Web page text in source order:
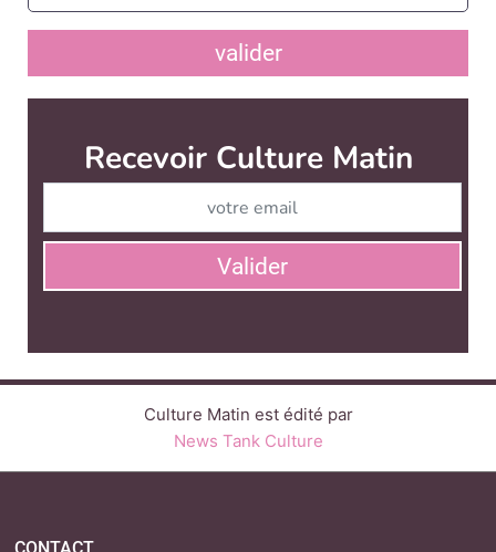
valider
News Tank Culture
SERVICE COMMERCIAL
NEWSLETTERS
LINKEDINTWITTERFACEBOOK
PLAN DU SITE